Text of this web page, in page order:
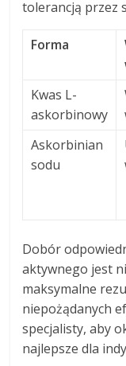
tolerancją przez
Forma
Kwas L-
askorbinowy
Askorbinian
sodu
Dobór
aktywnego jest
maksymalne
niepożądanych
specjalisty, aby
najlepsze dla